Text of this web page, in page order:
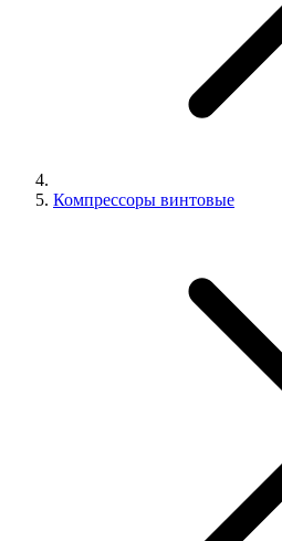
Компрессоры винтовые